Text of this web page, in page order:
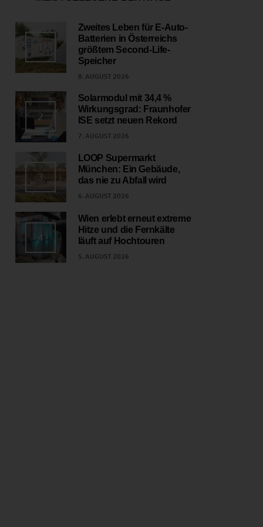
Zweites Leben für E-Auto-
Batterien in Österreichs
größtem Second-Life-
Speicher
8. AUGUST 2026
2
Solarmodul mit 34,4 %
Wirkungsgrad: Fraunhofer
ISE setzt neuen Rekord
7. AUGUST 2026
3
LOOP Supermarkt
München: Ein Gebäude,
das nie zu Abfall wird
6. AUGUST 2026
4
Wien erlebt erneut extreme
Hitze und die Fernkälte
läuft auf Hochtouren
5. AUGUST 2026